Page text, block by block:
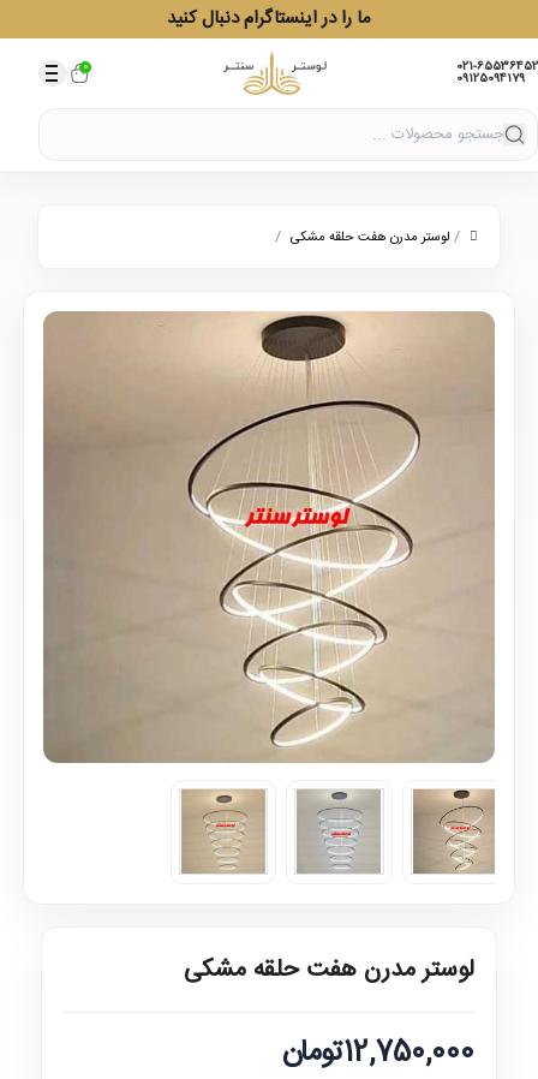
ما را در اینستاگرام دنبال کنید
021-65536452
09125094179
0
/ لوستر مدرن هفت حلقه مشکی /
لوستر مدرن هفت حلقه مشکی
12,750,000تومان